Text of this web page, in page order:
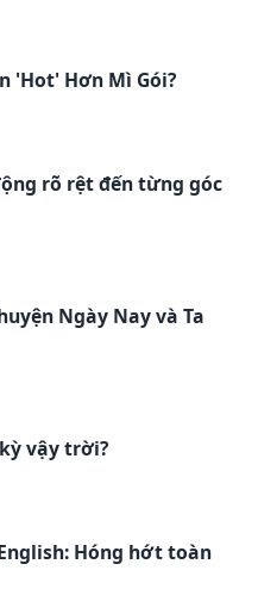
'Hot' Hơn Mì Gói?
rõ rệt đến từng góc
Ngày Nay và Ta
vậy trời?
Hóng hớt toàn